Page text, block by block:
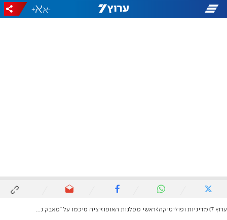
-
+
ערוץ 7 מדיניות ופוליטיקה ראשי מפלגות האופוזיציה סיכמו על "מאבק נחוש ומאוחד להפלת הממשלה". נתניהו: אין עסקת טיעון